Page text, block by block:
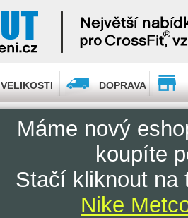
VELIKOSTI DOPRAVA
Máme nový
koupíte
Stačí kliknout
Nike